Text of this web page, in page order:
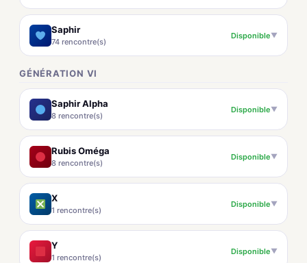
Saphir
74 rencontre(s)
Disponible▼
GÉNÉRATION VI
Saphir Alpha
8 rencontre(s)
Disponible▼
Rubis Oméga
8 rencontre(s)
Disponible▼
X
1 rencontre(s)
Disponible▼
Y
1 rencontre(s)
Disponible▼